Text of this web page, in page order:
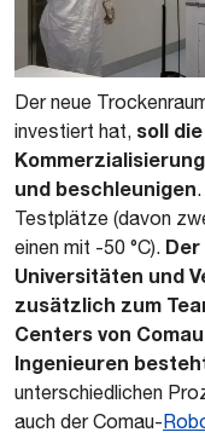
Der neue
investiert hat, soll
und beschleunigen
Testplätze (davon
einen mit -50 °C).
Universitäten und
zusätzlich zum
Centers von
Ingenieuren
unterschiedlichen
auch der Comau-